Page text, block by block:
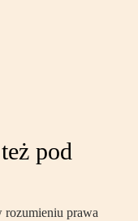
pod
rozumieniu prawa